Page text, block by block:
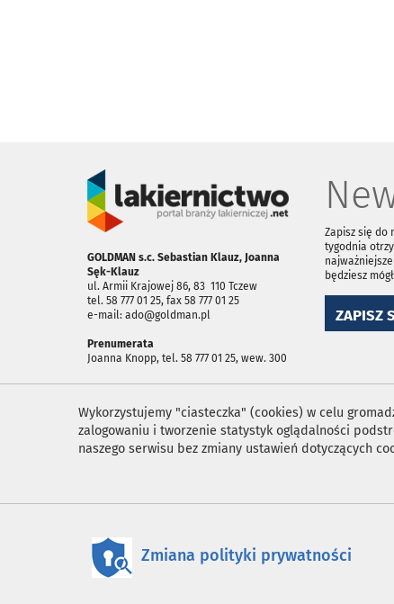
GOLDMAN s.c. Sebastian Klauz, Joanna
Sęk-Klauz
ul. Armii Krajowej 86, 83 ­ 110 Tczew
tel. 58 777 01 25, fax 58 777 01 25
e-mail: ado@goldman.pl
Prenumerata
Joanna Knopp, tel. 58 777 01 25, wew. 300
Zapisz się do
tygodnia
będziesz
ZAPISZ
Wykorzystujemy "ciasteczka" (cookies) w celu
zalogowaniu i tworzenie statystyk oglądalności
naszego serwisu bez zmiany ustawień dotyczących
Zmiana polityki prywatności